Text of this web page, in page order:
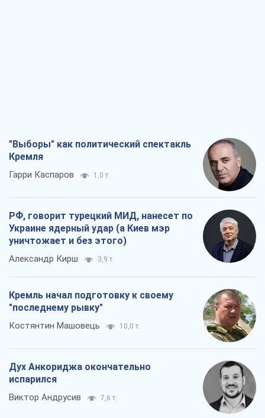
"Выборы" как политический спектакль
Кремля
Гарри Каспаров 1,0 т.
РФ, говорит турецкий МИД, нанесет по
Украине ядерный удар (а Киев мэр
уничтожает и без этого)
Александр Кирш 3,9 т.
Кремль начал подготовку к своему
"последнему рывку"
Костянтин Машовець 10,0 т.
Дух Анкориджа окончательно
испарился
Виктор Андрусив 7,6 т.